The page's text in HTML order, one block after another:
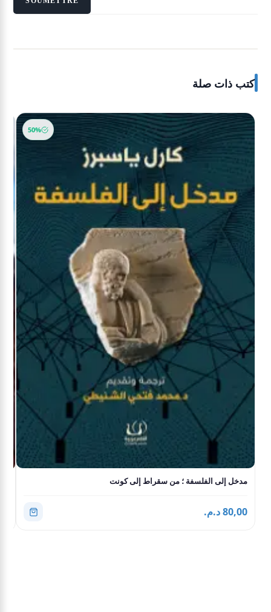
كتب ذات صلة
50%
مدخل إلى الفلسفة ؛ من سقراط إلى كونت
80,00 د.م.